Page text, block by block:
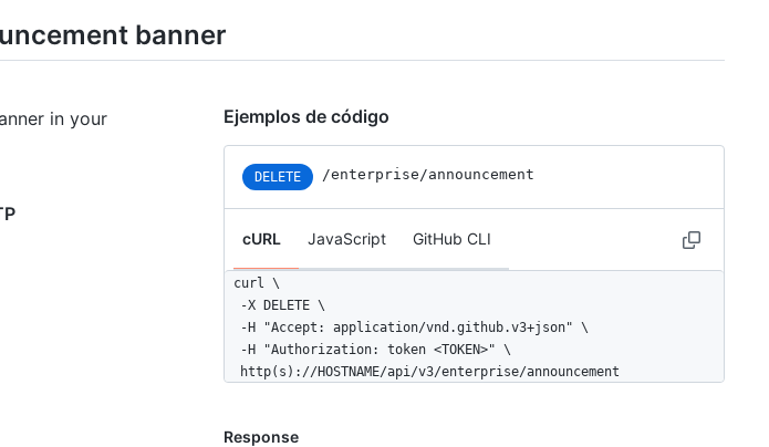
banner
in your
Ejemplos de código
DELETE /enterprise/announcement
cURL JavaScript GitHub CLI
curl \
  -X DELETE \
  -H "Accept: application/vnd.github.v3+json" \
  -H "Authorization: token <TOKEN>" \
  http(s)://HOSTNAME/api/v3/enterprise/announcement
Response